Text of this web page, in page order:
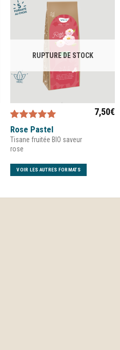
RUPTURE DE STOCK
Note5.00sur
Rose Pastel
Tisane fruitée BIO saveur
rose
7,50€
VOIR LES AUTRES FORMATS